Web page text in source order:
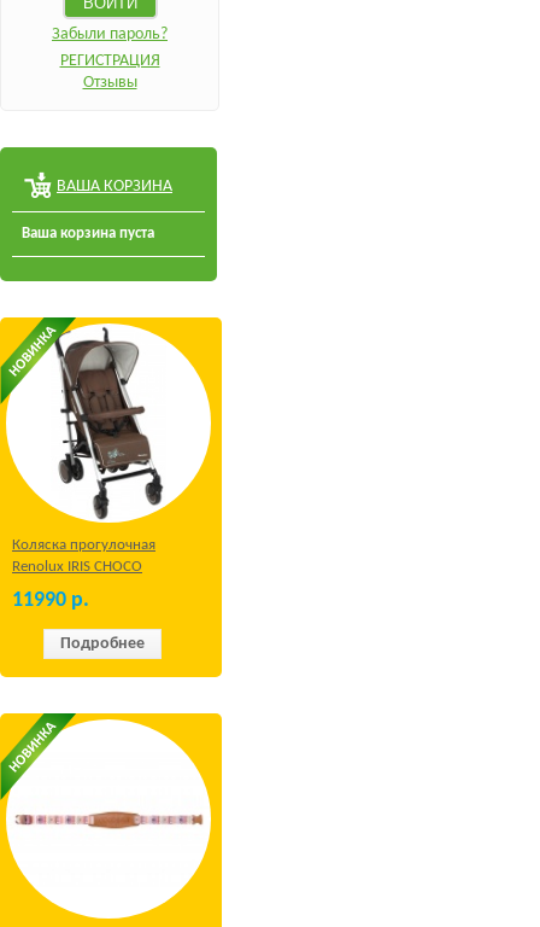
Забыли пароль?
РЕГИСТРАЦИЯ
Отзывы
ВАША КОРЗИНА
Ваша корзина пуста
Коляска прогулочная
Renolux IRIS CHOCO
11990 р.
Подробнее